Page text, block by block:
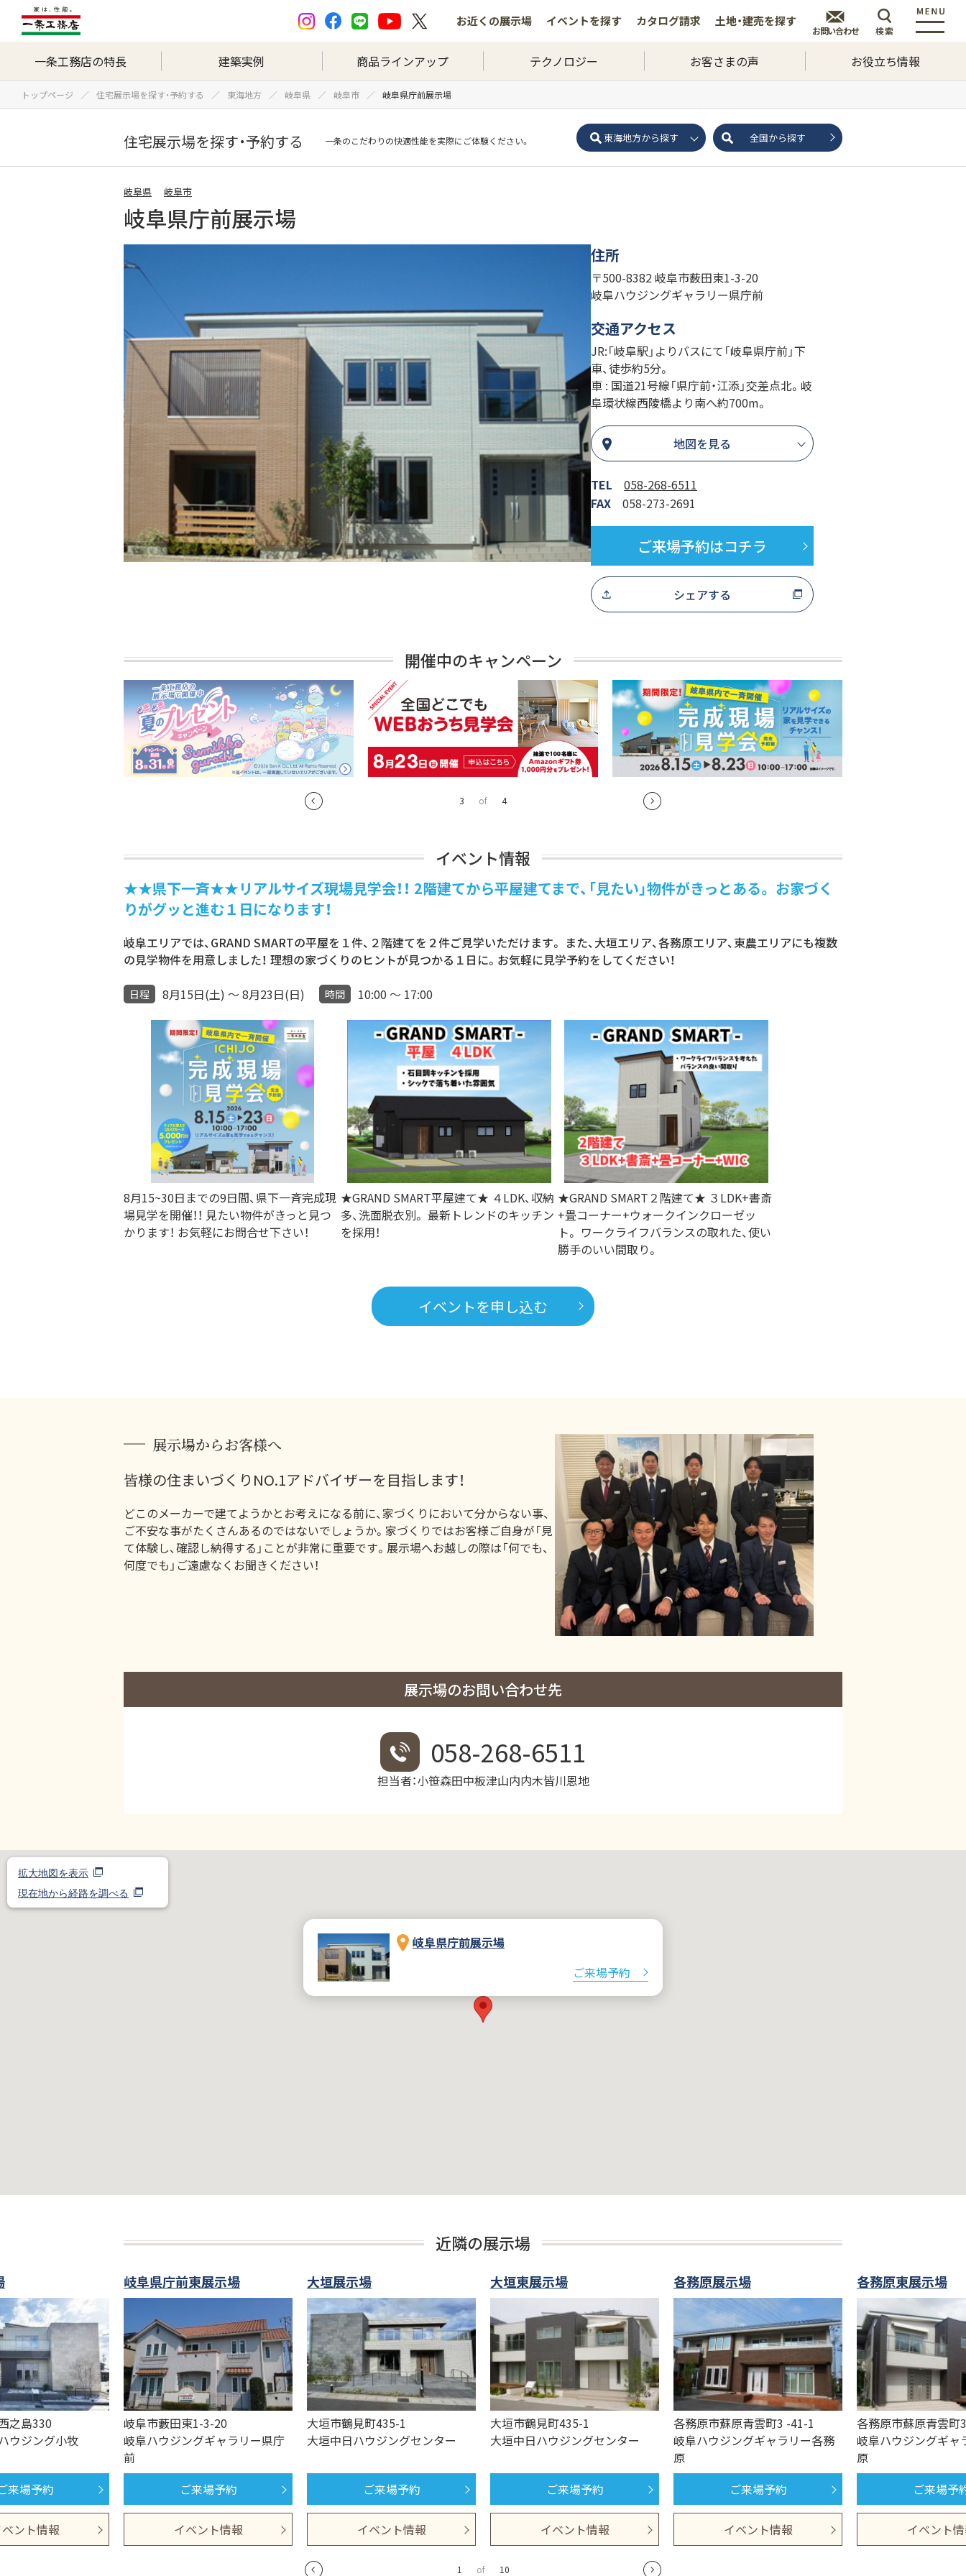
お近くの展示場 イベントを探す カタログ請求 土地・建売を探す
お問い合わせ 検索
一条工務店の特長 建築実例 商品ラインアップ テクノロジー お客さまの声 お役立ち情報
トップページ 住宅展示場を探す・予約する 東海地方 岐阜県 岐阜市 岐阜県庁前展示場
住宅展示場を探す・予約する 一条のこだわりの快適性能を実際にご体験ください。 東海地方から探す 全国から探す
岐阜県 岐阜市
岐阜県庁前展示場
住所
〒500-8382 岐阜市薮田東1-3-20
岐阜ハウジングギャラリー県庁前
交通アクセス
JR:「岐阜駅」よりバスにて「岐阜県庁前」下
車、徒歩約5分。
車 : 国道21号線「県庁前・江添」交差点北。岐
阜環状線西陵橋より南へ約700m。
地図を見る
TEL 058-268-6511
FAX 058-273-2691
ご来場予約はコチラ
シェアする
開催中のキャンペーン
4 of 4
イベント情報
★★県下一斉★★リアルサイズ現場見学会！！ 2階建てから平屋建てまで、「見たい」物件がきっとある。 お家づく
りがグッと進む１日になります！
岐阜エリアでは、GRAND SMARTの平屋を１件、２階建てを２件ご見学いただけます。 また、大垣エリア、各務原エリア、東農エリアにも複数
の見学物件を用意しました！ 理想の家づくりのヒントが見つかる１日に。お気軽に見学予約をしてください！
日程 8月15日(土) ～ 8月23日(日) 時間 10:00 ～ 17:00
8月15~30日までの9日間、県下一斉完成現
場見学を開催！！ 見たい物件がきっと見つ
かります！ お気軽にお問合せ下さい！
★GRAND SMART平屋建て★ ４LDK、収納
多、洗面脱衣別。 最新トレンドのキッチン
を採用！
★GRAND SMART２階建て★ ３LDK+書斎
+畳コーナー+ウォークインクローゼッ
ト。 ワークライフバランスの取れた、使い
勝手のいい間取り。
イベントを申し込む
展示場からお客様へ
皆様の住まいづくりNO.1アドバイザーを目指します！
どこのメーカーで建てようかとお考えになる前に、家づくりにおいて分からない事、
ご不安な事がたくさんあるのではないでしょうか。家づくりではお客様ご自身が「見
て体験し、確認し納得する」ことが非常に重要です。展示場へお越しの際は「何でも、
何度でも」ご遠慮なくお聞きください！
展示場のお問い合わせ先
058-268-6511
担当者：小笹森田中板津山内内木皆川恩地
拡大地図を表示
現在地から経路を調べる
岐阜県庁前展示場
ご来場予約
近隣の展示場
之島330
ウジング小牧
来場予約
ント情報
岐阜県庁前東展示場
岐阜市藪田東1-3-20
岐阜ハウジングギャラリー県庁
前
ご来場予約
イベント情報
大垣展示場
大垣市鶴見町435-1
大垣中日ハウジングセンター
ご来場予約
イベント情報
大垣東展示場
大垣市鶴見町435-1
大垣中日ハウジングセンター
ご来場予約
イベント情報
各務原展示場
各務原市蘇原青雲町3 -41-1
岐阜ハウジングギャラリー各務
原
ご来場予約
イベント情報
各務原東展示場
各務原市蘇原青雲町
岐阜ハウジングギャ
原
ご来場予
イベント
1 of 10